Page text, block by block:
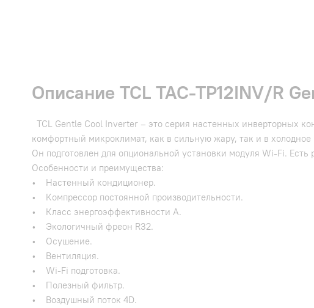
Описание TCL TAC-TP12INV/R
TCL Gentle Cool Inverter – это серия настенных инверторных
комфортный микроклимат, как в сильную жару, так и в холодное
Он подготовлен для опциональной установки модуля Wi-Fi.
Особенности и преимущества:
• Настенный кондиционер.
• Компрессор постоянной производительности.
• Класс энергоэффективности А.
• Экологичный фреон R32.
• Осушение.
• Вентиляция.
• Wi-Fi подготовка.
• Полезный фильтр.
• Воздушный поток 4D.